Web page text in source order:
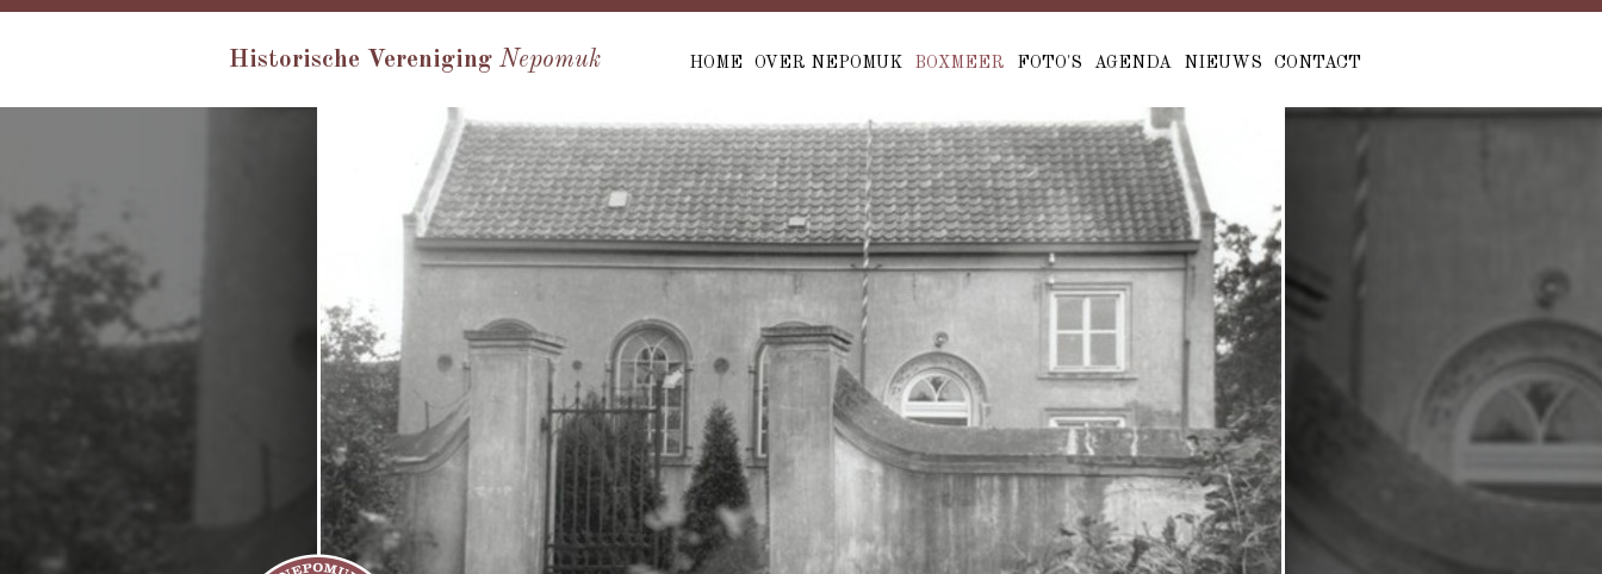
HOME OVER NEPOMUK BOXMEER FOTO'S AGENDA NIEUWS CONTACT
Historische Vereniging Nepomuk